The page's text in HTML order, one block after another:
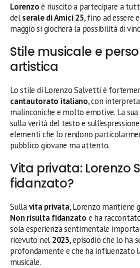
Lorenzoè riuscito a partecipare a
delserale di Amici 25, fino ad essere
maggio si giocherà la possibilità di
Stile musicale e
artistica
Lo stile di Lorenzo Salvetti è
cantautorato italiano, con
malinconiche e molto emotive. La
sulla verità del testo e
elementi che lo rendono
pubblico giovane ma attento.
Vita privata: Lorenzo
fidanzato?
Sullavita privata, Lorenzo mantiene
Non risulta fidanzato e ha
sola esperienza sentimentale
ricevuto nel 2023, episodio che lo ha
profondamente e che ha influenzato
musicale.